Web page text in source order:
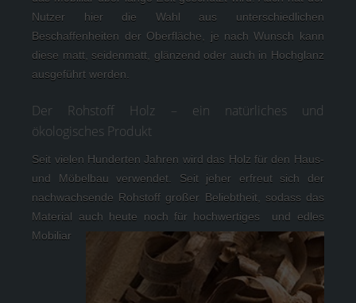
Nutzer hier die Wahl aus unterschiedlichen
Beschaffenheiten der Oberfläche, je nach Wunsch kann
diese matt, seidenmatt, glänzend oder auch in Hochglanz
ausgeführt werden.
Der Rohstoff Holz – ein natürliches und
ökologisches Produkt
Seit vielen Hunderten Jahren wird das Holz für den Haus-
und Möbelbau verwendet. Seit jeher erfreut sich der
nachwachsende Rohstoff großer Beliebtheit, sodass das
Material auch heute noch für hochwertiges
und edles
Mobiliar